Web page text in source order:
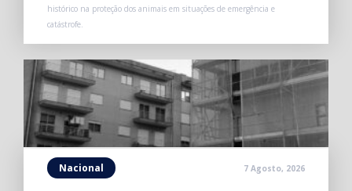
histórico na proteção dos animais em situações de emergência e
catástrofe.
Nacional 7 Agosto, 2026